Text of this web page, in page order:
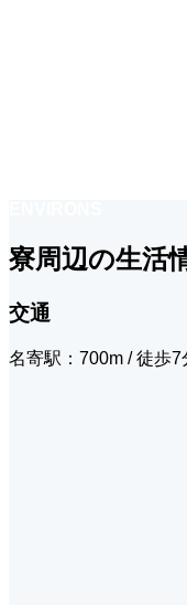
寮周辺の生活
交通
名寄駅：700m / 徒歩7